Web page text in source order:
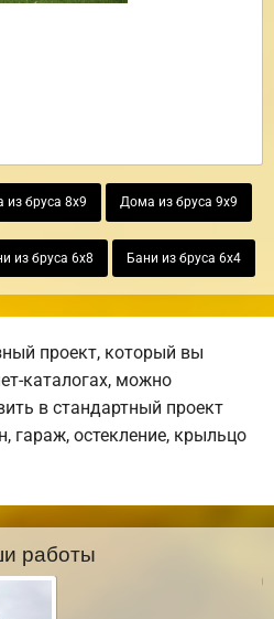
из бруса 8х9 Дома из бруса 9х9
из бруса 6х8 Бани из бруса 6х4
проект, который вы
каталогах, можно
в стандартный проект
гараж, остекление, крыльцо
работы